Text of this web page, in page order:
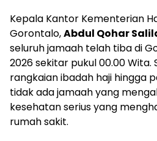
Kepala Kantor Kementerian
Gorontalo,Abdul Qohar
seluruh jamaah telah tiba di
2026 sekitar pukul 00.00
rangkaian ibadah haji hingga
tidak ada jamaah yang
kesehatan serius yang
rumah sakit.